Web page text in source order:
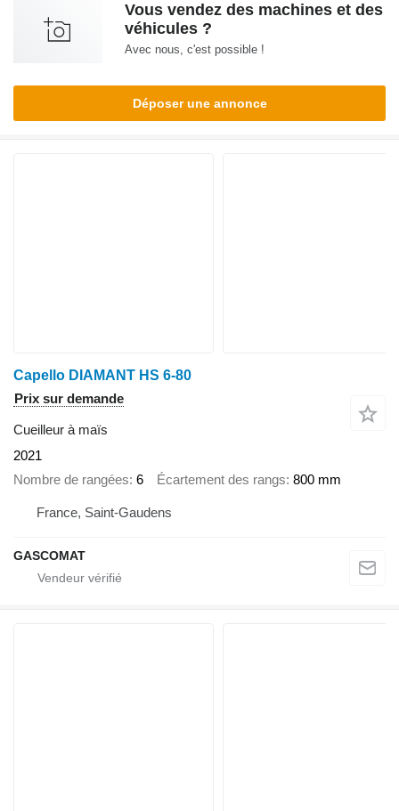
Vous vendez des machines et des
véhicules ?
Avec nous, c'est possible !
Déposer une annonce
Capello DIAMANT HS 6-80
Prix sur demande
Cueilleur à maïs
2021
Nombre de rangées 6 Écartement des rangs 800 mm
France, Saint-Gaudens
GASCOMAT